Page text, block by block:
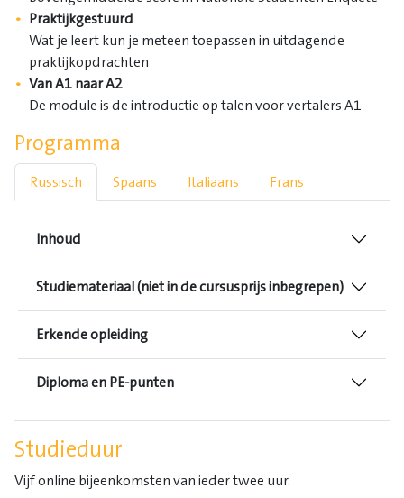
Praktijkgestuurd
Wat je leert kun je meteen toepassen in uitdagende
praktijkopdrachten
Van A1 naar A2
De module is de introductie op talen voor vertalers A1
Programma
Russisch Spaans Italiaans Frans
Inhoud
Studiemateriaal (niet in de cursusprijs inbegrepen)
Erkende opleiding
Diploma en PE-punten
Studieduur
Vijf online bijeenkomsten van ieder twee uur.